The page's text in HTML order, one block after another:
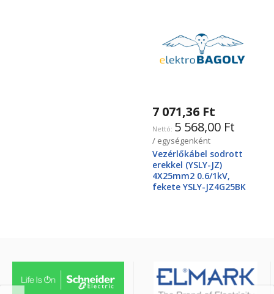
7 071,36 Ft
5 568,00 Ft
/ egységenként
Vezérlőkábel sodrott
erekkel (YSLY-JZ)
4X25mm2 0.6/1kV,
fekete YSLY-JZ4G25BK